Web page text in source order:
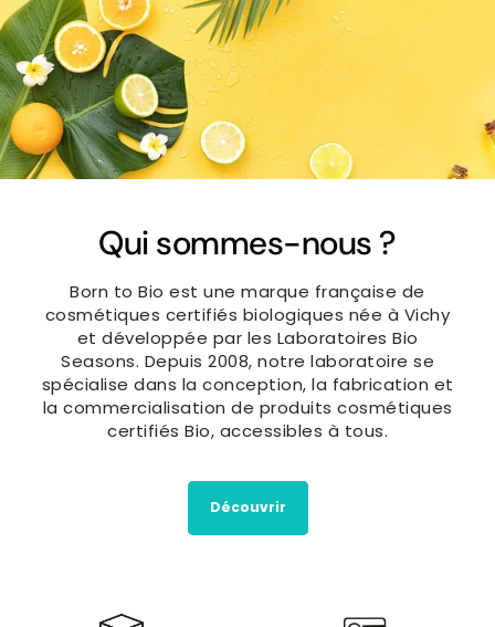
Qui sommes-nous ?
Born to Bio est une marque française de
cosmétiques certifiés biologiques née à Vichy
et développée par les Laboratoires Bio
Seasons. Depuis 2008, notre laboratoire se
spécialise dans la conception, la fabrication et
la commercialisation de produits cosmétiques
certifiés Bio, accessibles à tous.
Découvrir